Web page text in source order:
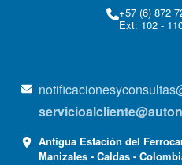
+57 (6) 872
Ext: 102 -
Antigua Estación del
Manizales - Caldas -